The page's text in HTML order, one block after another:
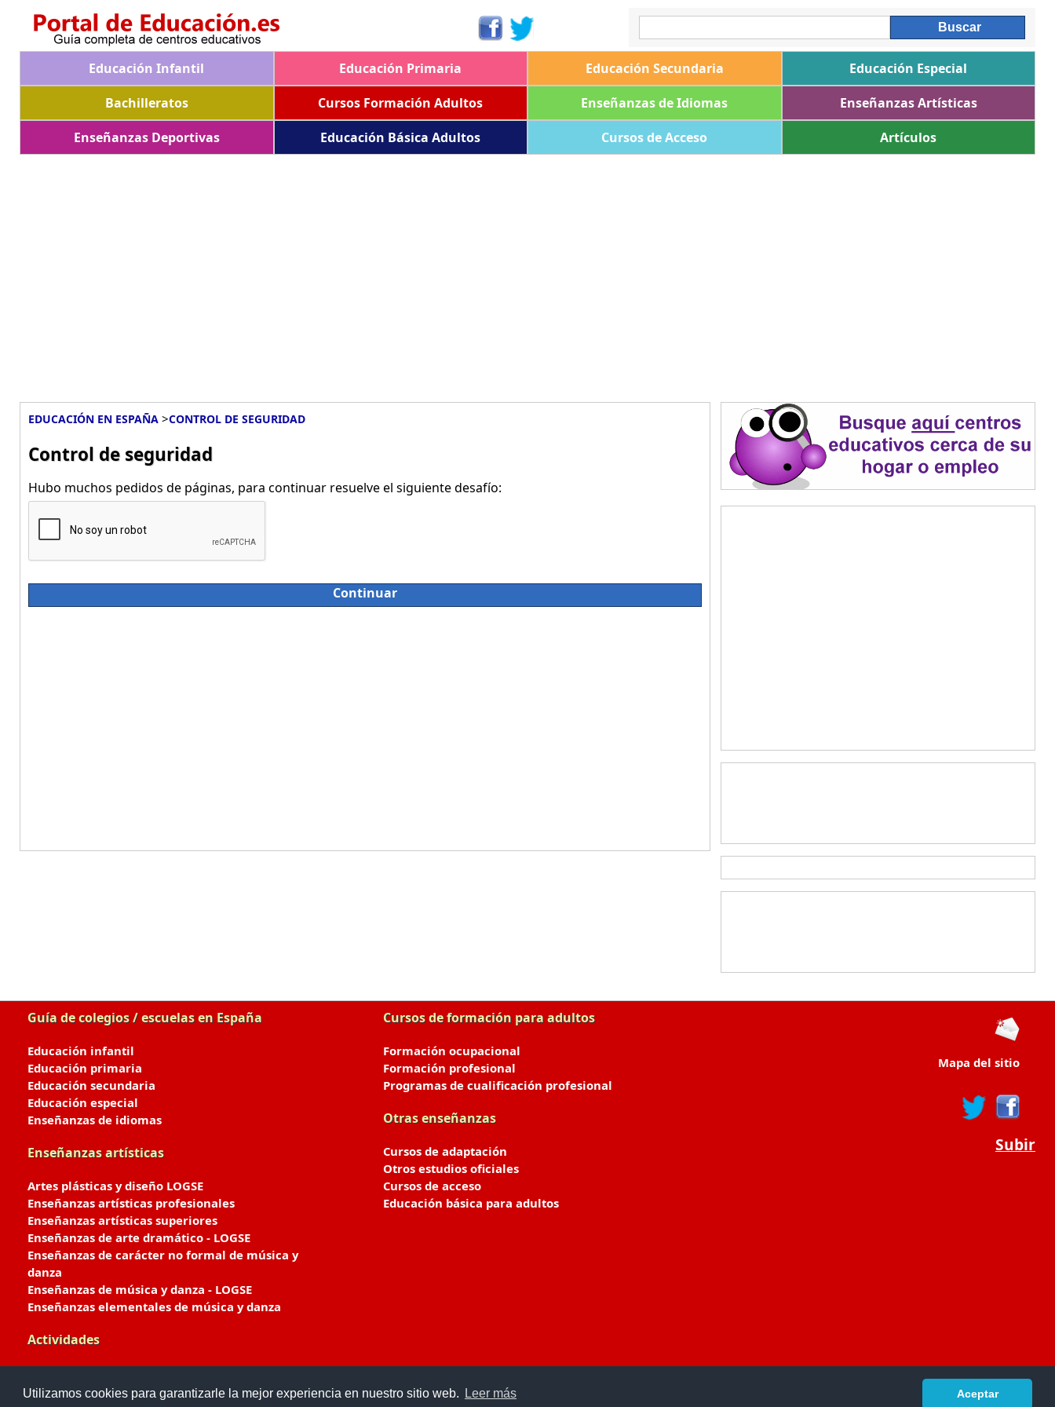
Utilizamos cookies para garantizarle la mejor experiencia en nuestro sitio web. Leer más Aceptar
Educación Infantil Educación Primaria Educación Secundaria
Educación Especial
Bachilleratos
Cursos Formación Adultos Enseñanzas de Idiomas
Enseñanzas Artísticas
Enseñanzas Deportivas
Educación Básica Adultos Cursos de Acceso Artículos
EDUCACIÓN EN ESPAÑA >CONTROL DE SEGURIDAD
Control de seguridad
Hubo muchos pedidos de páginas, para continuar resuelve el siguiente desafío:
Continuar
Guía de colegios / escuelas en España
Educación infantil
Educación primaria
Educación secundaria
Educación especial
Enseñanzas de idiomas
Enseñanzas artísticas
Artes plásticas y diseño LOGSE
Enseñanzas artísticas profesionales
Enseñanzas artísticas superiores
Enseñanzas de arte dramático - LOGSE
Enseñanzas de carácter no formal de música y
danza
Enseñanzas de música y danza - LOGSE
Enseñanzas elementales de música y danza
Actividades
Cursos de formación para adultos
Formación ocupacional
Formación profesional
Programas de cualificación profesional
Otras enseñanzas
Cursos de adaptación
Otros estudios oficiales
Cursos de acceso
Educación básica para adultos
Mapa del sitio
Subir